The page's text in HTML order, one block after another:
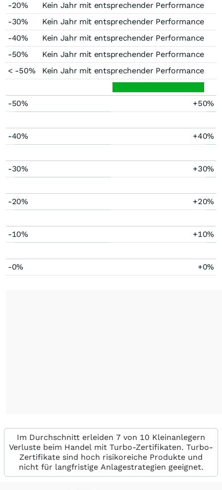
-20%
Kein Jahr mit entsprechender Performance
-30%
Kein Jahr mit entsprechender Performance
-40%
Kein Jahr mit entsprechender Performance
-50%
Kein Jahr mit entsprechender Performance
< -50%
Kein Jahr mit entsprechender Performance
-50% +50%
-40% +40%
-30% +30%
-20% +20%
-10% +10%
-0% +0%
Im Durchschnitt erleiden 7 von 10 Kleinanlegern
Verluste beim Handel mit Turbo-Zertifikaten. Turbo-
Zertifikate sind hoch risikoreiche Produkte und
nicht für langfristige Anlagestrategien geeignet.